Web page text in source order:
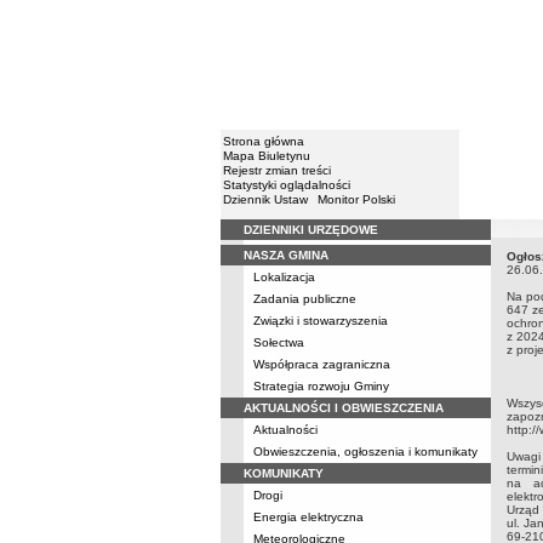
Strona główna
Mapa Biuletynu
Rejestr zmian treści
Statystyki oglądalności
Dziennik Ustaw
Monitor Polski
Menu
DZIENNIKI URZĘDOWE
NASZA GMINA
Lokalizacja
Zadania publiczne
Związki i stowarzyszenia
Sołectwa
Współpraca zagraniczna
Strategia rozwoju Gminy
AKTUALNOŚCI I OBWIESZCZENIA
Aktualności
Obwieszczenia, ogłoszenia i komunikaty
KOMUNIKATY
Drogi
Energia elektryczna
Meteorologiczne
Na
647
z
z
http://
na
Urząd
ul.
69-